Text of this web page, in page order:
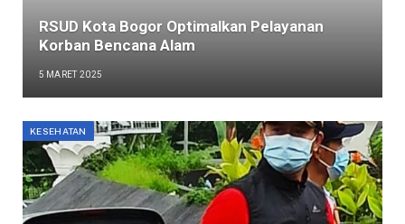
RSUD Kota Bogor Optimalkan Pelayanan
Korban Bencana Alam
5 MARET 2025
KESEHATAN